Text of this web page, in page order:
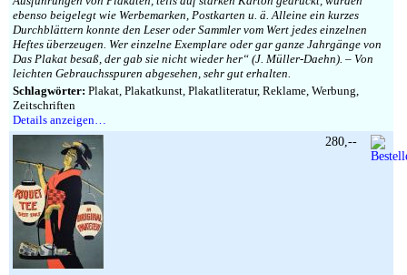
ebenso beigelegt wie Werbemarken, Postkarten u. ä. Alleine ein kurzes
Durchblättern konnte den Leser oder Sammler vom Wert jedes einzelnen
Heftes überzeugen. Wer einzelne Exemplare oder gar ganze Jahrgänge von
Das Plakat besaß, der gab sie nicht wieder her“ (J. Müller-Daehn). – Von
leichten Gebrauchsspuren abgesehen, sehr gut erhalten.
Schlagwörter: Plakat, Plakatkunst, Plakatliteratur, Reklame, Werbung,
Zeitschriften
Details anzeigen…
280,--